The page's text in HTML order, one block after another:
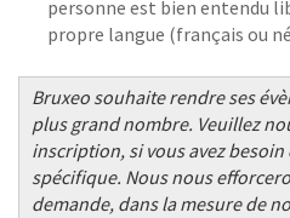
personne est bien entendu
propre langue (français ou
Bruxeo souhaite rendre ses
plus grand nombre. Veuillez
inscription, si vous avez
spécifique. Nous nous
demande, dans la mesure de